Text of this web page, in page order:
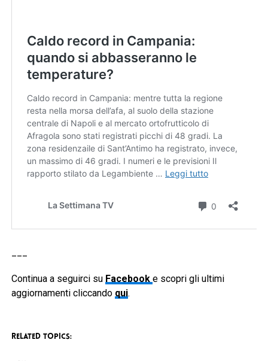
Continua a seguirci su Facebook e scopri gli ultimi
aggiornamenti cliccando qui.
RELATED TOPICS: